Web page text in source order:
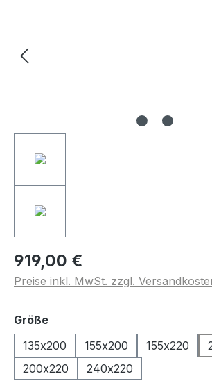
919,00 €
Preise inkl. MwSt. zzgl.
Größeauswählen
135x200
155x200 155x220
200x220
240x220